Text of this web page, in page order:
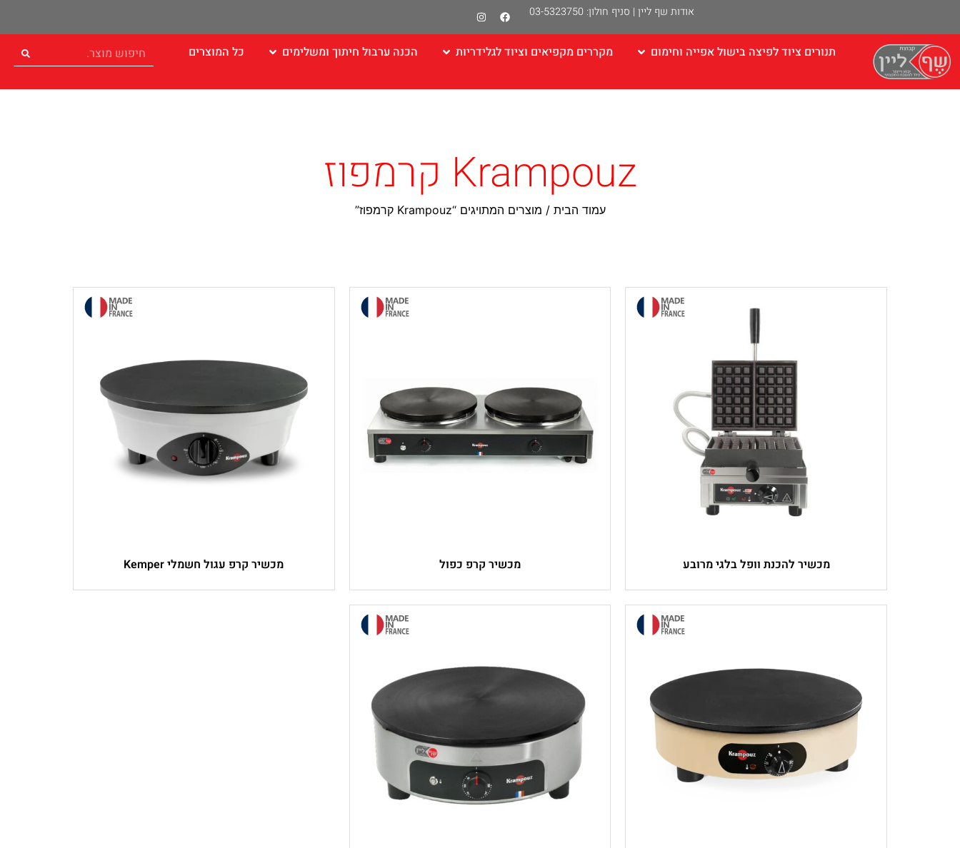
אודות שף ליין | סניף חולון: 03-5323750
תנורים ציוד לפיצה בישול אפייה וחימום מקררים מקפיאים וציוד לגלידריות הכנה ערבול חיתוך ומשלימים כל המוצרים
Krampouz קרמפוז
עמוד הבית / מוצרים המתויגים “Krampouz קרמפוז”
מכשיר להכנת וופל בלגי מרובע מכשיר קרפ כפול מכשיר קרפ עגול חשמלי Kemper